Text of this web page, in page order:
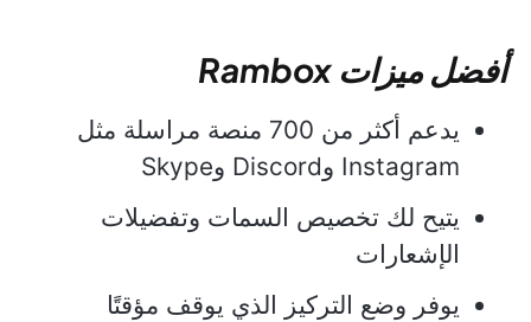
أفضل ميزات Rambox
يدعم أكثر من 700 منصة مراسلة مثل
Instagram وDiscord وSkype
يتيح لك تخصيص السمات وتفضيلات
الإشعارات
يوفر وضع التركيز الذي يوقف مؤقتًا